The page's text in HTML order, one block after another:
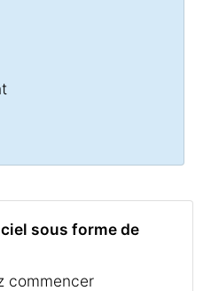
sous forme de
commencer